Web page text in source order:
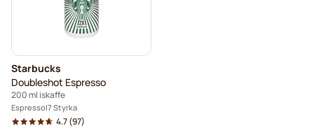
Starbucks
Doubleshot Espresso
200 ml iskaffe
Espresso 7 Styrka
4.7(97)